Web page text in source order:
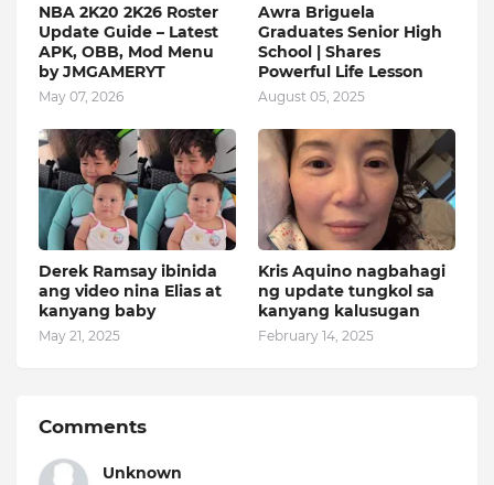
NBA 2K20 2K26 Roster
Update Guide – Latest
APK, OBB, Mod Menu
by JMGAMERYT
May 07, 2026
Awra Briguela
Graduates Senior High
School | Shares
Powerful Life Lesson
August 05, 2025
Derek Ramsay ibinida
ang video nina Elias at
kanyang baby
May 21, 2025
Kris Aquino nagbahagi
ng update tungkol sa
kanyang kalusugan
February 14, 2025
Comments
Unknown